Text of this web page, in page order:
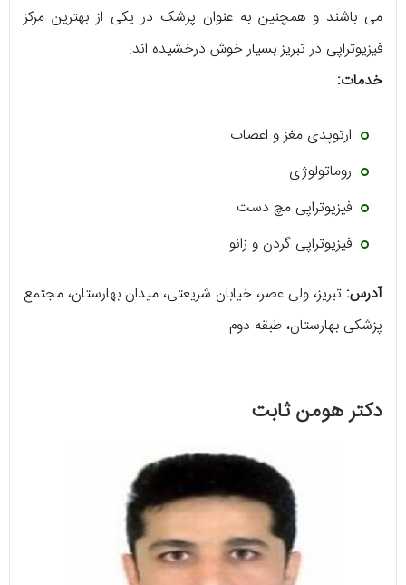
می باشند و همچنین به عنوان پزشک در یکی از بهترین مرکز
فیزیوتراپی در تبریز بسیار خوش درخشیده اند.
خدمات:
ارتوپدی مغز و اعصاب
روماتولوژی
فیزیوتراپی مچ دست
فیزیوتراپی گردن و زانو
آدرس: تبریز، ولی عصر، خیابان شریعتی، میدان بهارستان، مجتمع
پزشکی بهارستان، طبقه دوم
دکتر هومن ثابت